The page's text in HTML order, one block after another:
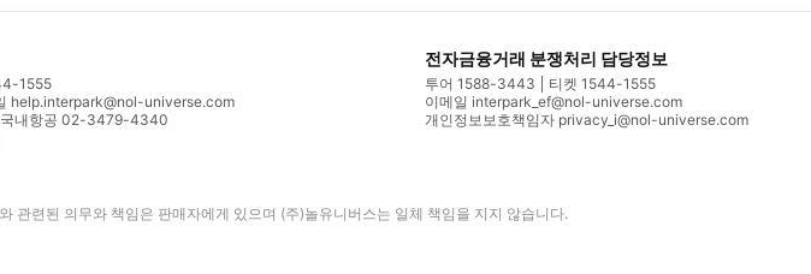
1555
help.interpark@nol-universe.com
국내항공 02-3479-4340
전자금융거래 분쟁처리 담당정보
투어 1588-3443
티켓 1544-1555
이메일 interpark_ef@nol-universe.com
개인정보보호책임자 privacy_i@nol-universe.com
관련된 의무와 책임은 판매자에게 있으며 (주)놀유니버스는 일체 책임을 지지 않습니다.